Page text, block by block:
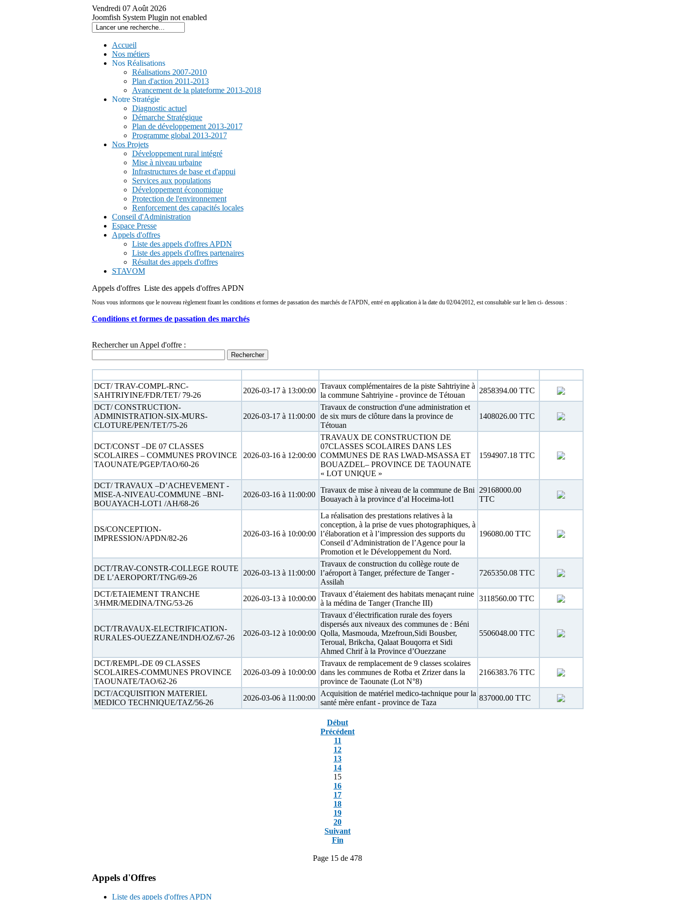
Vendredi 07 Août 2026
Joomfish System Plugin not enabled
Accueil
Nos métiers
Nos Réalisations
Réalisations 2007-2010
Plan d'action 2011-2013
Avancement de la plateforme 2013-2018
Notre Stratégie
Diagnostic actuel
Démarche Stratégique
Plan de développement 2013-2017
Programme global 2013-2017
Nos Projets
Développement rural intégré
Mise à niveau urbaine
Infrastructures de base et d'appui
Services aux populations
Développement économique
Protection de l'environnement
Renforcement des capacités locales
Conseil d'Administration
Espace Presse
Appels d'offres
Liste des appels d'offres APDN
Liste des appels d'offres partenaires
Résultat des appels d'offres
STAVOM
Appels d'offres Liste des appels d'offres APDN
Nous vous informons que le nouveau règlement fixant les conditions et formes de passation des marchés de l'APDN, entré en application à la date du 02/04/2012, est consultable sur le lien ci- dessous :
Conditions et formes de passation des marchés
Rechercher un Appel d'offre :
DCT/ TRAV-COMPL-RNC-
SAHTRIYINE/FDR/TET/ 79-26
2026-03-17 à 13:00:00
Travaux complémentaires de la piste Sahtriyine à
la commune Sahtriyine - province de Tétouan
2858394.00 TTC
DCT/ CONSTRUCTION-
ADMINISTRATION-SIX-MURS-
CLOTURE/PEN/TET/75-26
2026-03-17 à 11:00:00
Travaux de construction d'une administration et
de six murs de clôture dans la province de
Tétouan
1408026.00 TTC
DCT/CONST –DE 07 CLASSES
SCOLAIRES – COMMUNES PROVINCE
TAOUNATE/PGEP/TAO/60-26
2026-03-16 à 12:00:00
TRAVAUX DE CONSTRUCTION DE
07CLASSES SCOLAIRES DANS LES
COMMUNES DE RAS LWAD-MSASSA ET
BOUAZDEL– PROVINCE DE TAOUNATE
« LOT UNIQUE »
1594907.18 TTC
DCT/ TRAVAUX –D’ACHEVEMENT -
MISE-A-NIVEAU-COMMUNE –BNI-
BOUAYACH-LOT1 /AH/68-26
2026-03-16 à 11:00:00
Travaux de mise à niveau de la commune de Bni
Bouayach à la province d’al Hoceima-lot1
29168000.00
TTC
DS/CONCEPTION-
IMPRESSION/APDN/82-26
2026-03-16 à 10:00:00
La réalisation des prestations relatives à la
conception, à la prise de vues photographiques, à
l’élaboration et à l’impression des supports du
Conseil d’Administration de l’Agence pour la
Promotion et le Développement du Nord.
196080.00 TTC
DCT/TRAV-CONSTR-COLLEGE ROUTE
DE L’AEROPORT/TNG/69-26
2026-03-13 à 11:00:00
Travaux de construction du collège route de
l’aéroport à Tanger, préfecture de Tanger -
Assilah
7265350.08 TTC
DCT/ETAIEMENT TRANCHE
3/HMR/MEDINA/TNG/53-26
2026-03-13 à 10:00:00
Travaux d’étaiement des habitats menaçant ruine
à la médina de Tanger (Tranche III)
3118560.00 TTC
DCT/TRAVAUX-ELECTRIFICATION-
RURALES-OUEZZANE/INDH/OZ/67-26
2026-03-12 à 10:00:00
Travaux d’électrification rurale des foyers
dispersés aux niveaux des communes de : Béni
Qolla, Masmouda, Mzefroun,Sidi Bousber,
Teroual, Brikcha, Qalaat Bouqorra et Sidi
Ahmed Chrif à la Province d’Ouezzane
5506048.00 TTC
DCT/REMPL-DE 09 CLASSES
SCOLAIRES-COMMUNES PROVINCE
TAOUNATE/TAO/62-26
2026-03-09 à 10:00:00
Travaux de remplacement de 9 classes scolaires
dans les communes de Rotba et Zrizer dans la
province de Taounate (Lot N°8)
2166383.76 TTC
DCT/ACQUISITION MATERIEL
MEDICO TECHNIQUE/TAZ/56-26
2026-03-06 à 11:00:00
Acquisition de matériel medico-tachnique pour la
santé mère enfant - province de Taza
837000.00 TTC
Début
Précédent
11
12
13
14
15
16
17
18
19
20
Suivant
Fin
Page 15 de 478
Appels d'Offres
Liste des appels d'offres APDN